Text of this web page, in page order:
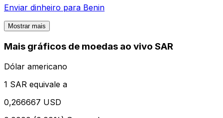
Enviar dinheiro para Benin
Mostrar mais
Mais gráficos de moedas ao vivo SAR
Dólar americano
1 SAR equivale a
0,266667 USD